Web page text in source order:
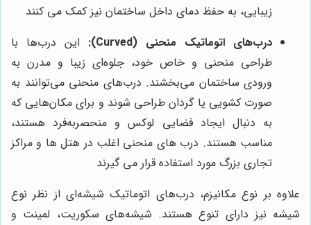
زیبایی، به حفظ دمای داخل ساختمان نیز کمک می کنند
درب‌های اتوماتیک منحنی (Curved):
این درب‌ها با
طراحی منحنی و خاص خود، جلوه‌ای زیبا و مدرن به
ورودی ساختمان می‌بخشند. درب‌های منحنی می‌توانند به
صورت کشویی یا گردان طراحی شوند و برای مکان‌هایی که
به دنبال ایجاد فضایی لوکس و منحصربه‌فرد هستند،
مناسب هستند. درب های منحنی اغلب در هتل ها و مراکز
تجاری بزرگ مورد استفاده قرار می گیرند
علاوه بر نوع مکانیزم، درب‌های اتوماتیک شیشه‌ای از نظر نوع
شیشه نیز دارای تنوع هستند. شیشه‌های سکوریت، لمینت و